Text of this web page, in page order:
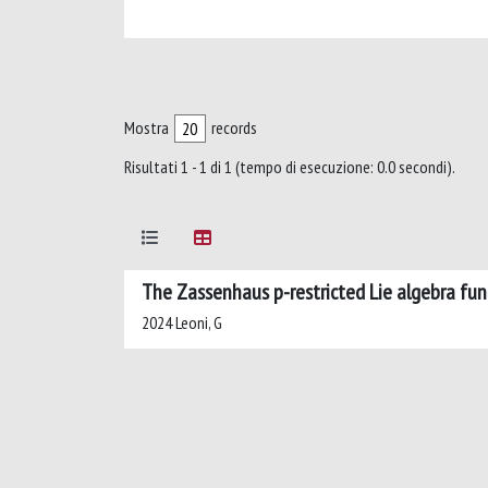
Mostra
records
Risultati 1 - 1 di 1 (tempo di esecuzione: 0.0 secondi).
The Zassenhaus p-restricted Lie algebra
2024 Leoni, G